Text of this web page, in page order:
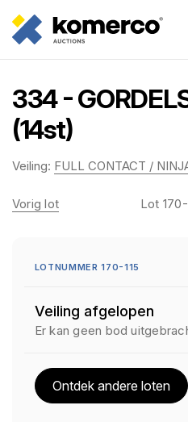
334 -
(14st)
Veiling: FULL CONTACT /
Vorig lot Lot 170-
LOTNUMMER 170-115
Veiling afgelopen
Er kan geen bod
Ontdek andere loten